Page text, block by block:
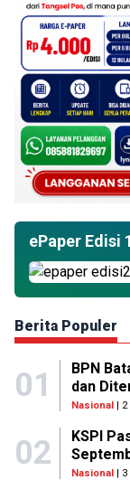
ePaper Edisi
Berita Populer
01
BPN
dan
Nasional| 2
02
KSPI
Nasional| 3